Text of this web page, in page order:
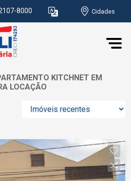
8000 Cidades
KITCHNET EM
LOCAÇÃO